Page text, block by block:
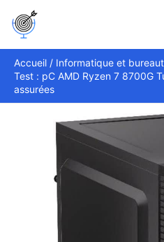
Accueil
Informatique et
Test : pC AMD Ryzen 7 8700G
assurées
Rechercher